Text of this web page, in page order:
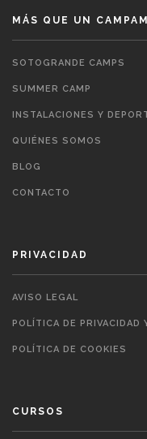
MÁS QUE UN
SOTOGRANDE CAMPS
SUMMER CAMP
INSTALACIONES Y
QUIÉNES SOMOS
BLOG
CONTACTO
PRIVACIDAD
AVISO LEGAL
POLÍTICA DE PRIVACIDAD
POLÍTICA DE COOKIES
CURSOS